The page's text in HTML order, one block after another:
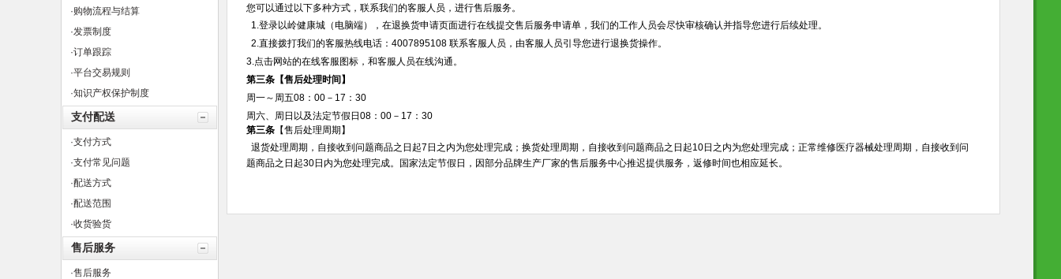
·购物流程与结算
·发票制度
·订单跟踪
·平台交易规则
·知识产权保护制度
支付配送
·支付方式
·支付常见问题
·配送方式
·配送范围
·收货验货
售后服务
·售后服务
您可以通过以下多种方式，联系我们的客服人员，进行售后服务。
1.登录以岭健康城（电脑端），在退换货申请页面进行在线提交售后服务申请单，我们的工作人员会尽快审核确认并指导您进行后续处理。
2.直接拨打我们的客服热线电话：4007895108 联系客服人员，由客服人员引导您进行退换货操作。
3.点击网站的在线客服图标，和客服人员在线沟通。
第三条 【售后处理时间】
周一～周五08：00－17：30
周六、周日以及法定节假日08：00－17：30
第三条 【售后处理周期】
退货处理周期，自接收到问题商品之日起7日之内为您处理完成；换货处理周期，自接收到问题商品之日起10日之内为您处理完成；正常维修医疗器械处理周期，自接收到问
题商品之日起30日内为您处理完成。国家法定节假日，因部分品牌生产厂家的售后服务中心推迟提供服务，返修时间也相应延长。